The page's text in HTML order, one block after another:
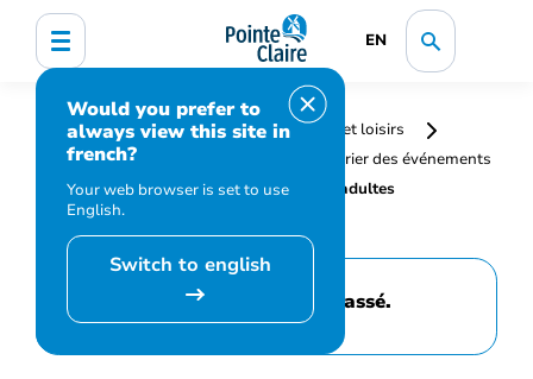
EN
Would you prefer to
always view this site in
french?
Your web browser is set to use
English.
Switch to english
Accueil
Bibliothèque, culture, sports et loisirs
Programmation et inscription
Calendrier des événements
et activités
Ukulélé en groupe pour adultes
(intermédiaire)
Cet événement est passé.